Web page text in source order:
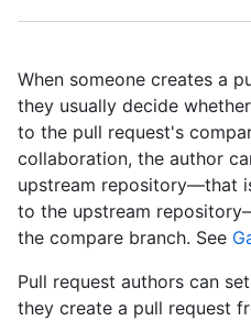
When someone creates a
they usually decide
to the pull request's
collaboration, the author
upstream repository—that
to the upstream
the compare branch. See
Pull request authors can
they create a pull request